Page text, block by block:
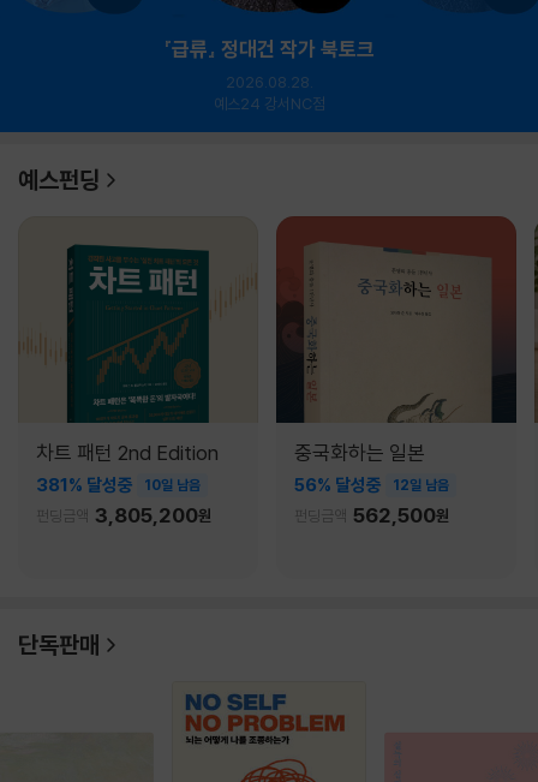
『급류』 정대건 작가 북토크
2026.08.28.
예스24 강서NC점
예스펀딩
차트 패턴 2nd Edition
381% 달성중 10일 남음
펀딩금액 3,805,200원
중국화하는 일본
56% 달성중 12일 남음
펀딩금액 562,500원
단독판매